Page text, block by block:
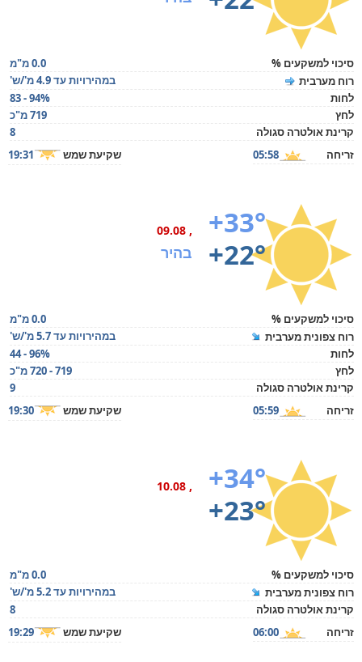
סיכוי למשקעים %
0.0 מ"מ
רוח מערבית
במהירויות עד 4.9 מ'/ש'
לחות
83 - 94%
לחץ
719 מ"כ
קרינת אולטרה סגולה
8
זריחה
05:58 שקיעת שמש 19:31
+33°
+22°
, 09.08
בהיר
סיכוי למשקעים %
0.0 מ"מ
רוח צפונית מערבית
במהירויות עד 5.7 מ'/ש'
לחות
44 - 96%
לחץ
719 - 720 מ"כ
קרינת אולטרה סגולה
9
זריחה
05:59 שקיעת שמש 19:30
+34°
+23°
, 10.08
סיכוי למשקעים %
0.0 מ"מ
רוח צפונית מערבית
במהירויות עד 5.2 מ'/ש'
קרינת אולטרה סגולה
8
זריחה
06:00 שקיעת שמש 19:29